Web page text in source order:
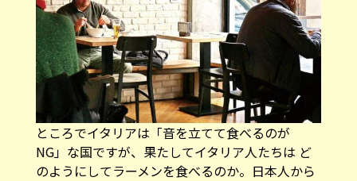
ところでイタリアは「音を立てて食べるのが
NG」な国ですが、果たしてイタリア人たちは ど
のようにしてラーメンを食べるのか。日本人から